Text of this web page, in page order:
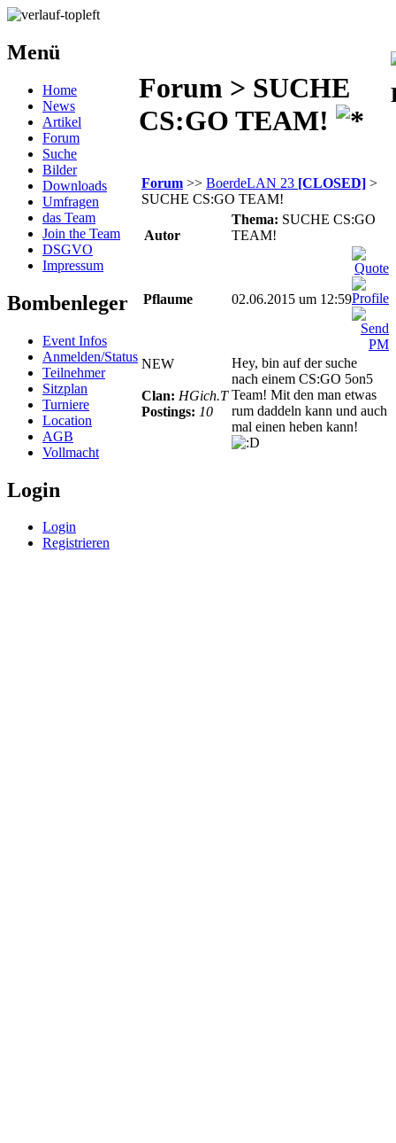
Menü
Home
News
Artikel
Forum
Suche
Bilder
Downloads
Umfragen
das Team
Join the Team
DSGVO
Impressum
Bombenleger
Event Infos
Anmelden/Status
Teilnehmer
Sitzplan
Turniere
Location
AGB
Vollmacht
Login
Login
Registrieren
Forum > SUCHE
CS:GO TEAM!
Forum >> BoerdeLAN 23 [CLOSED] >
SUCHE CS:GO TEAM!
Autor
Thema: SUCHE CS:GO
TEAM!
Pflaume 02.06.2015 um 12:59
NEW
Clan: HGich.T
Postings: 10
Hey, bin auf der suche
nach einem CS:GO 5on5
Team! Mit den man etwas
rum daddeln kann und auch
mal einen heben kann!